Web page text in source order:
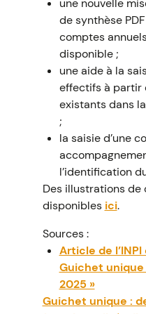
une nouvelle
de synthèse
comptes
disponible ;
une aide à la
effectifs à partir
existants dans
;
la saisie d’une
l’identification
Des illustrations de
disponibles ici.
Sources :
Article de
Guichet
2025 »
Guichet unique :